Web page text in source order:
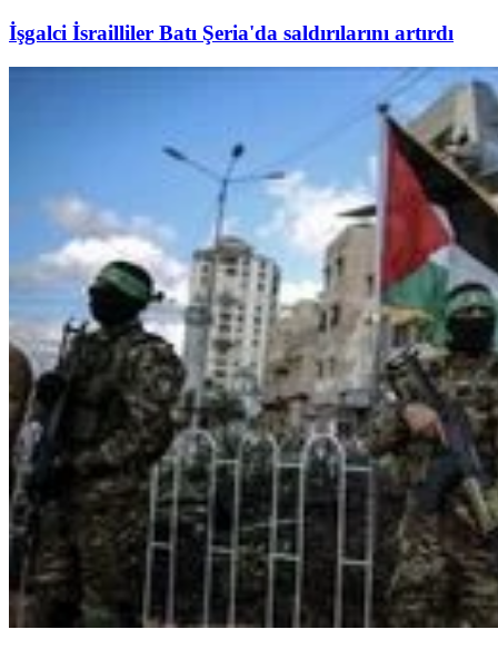
İşgalci İsrailliler Batı Şeria'da saldırılarını artırdı